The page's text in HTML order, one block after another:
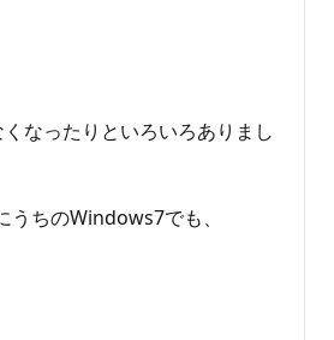
なったりといろいろありまし
ちのWindows7でも、